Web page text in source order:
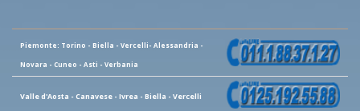
Piemonte: Torino - Biella - Vercelli- Alessandria -
Novara - Cuneo - Asti - Verbania
Valle d'Aosta - Canavese - Ivrea - Biella - Vercelli